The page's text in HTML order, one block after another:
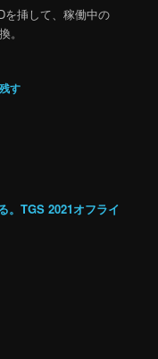
挿して、稼働中の
。
す
。TGS 2021オフライ